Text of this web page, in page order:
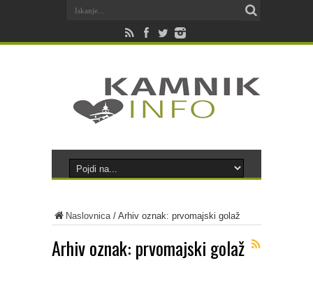
Naslovnica/ Arhiv oznak: prvomajski golaž
Arhiv oznak: prvomajski golaž